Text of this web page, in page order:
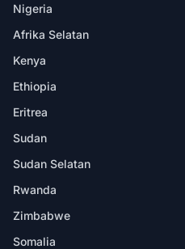
Nigeria
Afrika Selatan
Kenya
Ethiopia
Eritrea
Sudan
Sudan Selatan
Rwanda
Zimbabwe
Somalia